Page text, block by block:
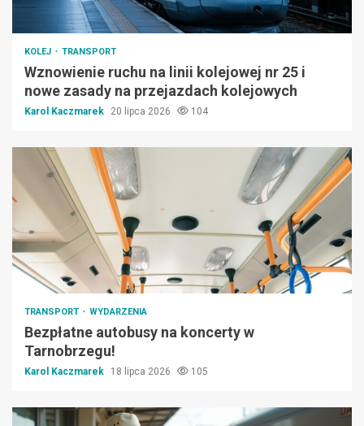
KOLEJ TRANSPORT
Wznowienie ruchu na linii kolejowej nr 25 i
nowe zasady na przejazdach kolejowych
Karol Kaczmarek 20 lipca 2026 104
TRANSPORT WYDARZENIA
Bezpłatne autobusy na koncerty w
Tarnobrzegu!
Karol Kaczmarek 18 lipca 2026 105